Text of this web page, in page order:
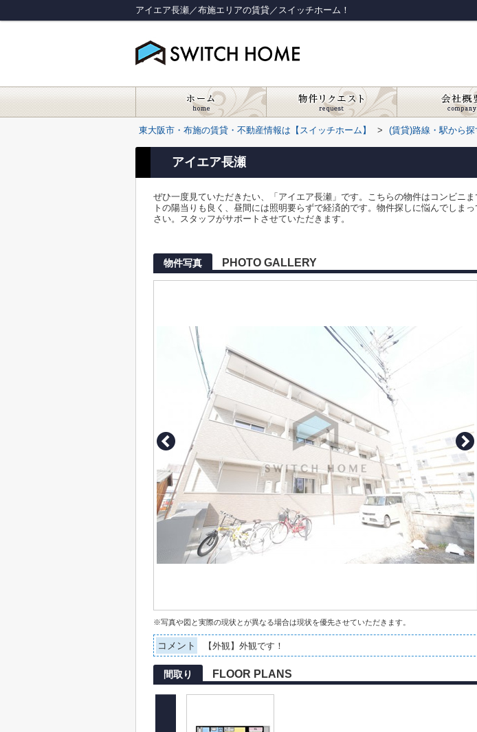
アイエア長瀬／布施エリアの賃貸／スイッチホーム！
東大阪市・布施の賃貸・不動産情報は【スイッチホーム】 > (賃貸)路線・駅から探
アイエア長瀬
ぜひ一度見ていただきたい、「アイエア長瀬」です。こちらの物件はコンビニ
トの陽当りも良く、昼間には照明要らずで経済的です。物件探しに悩んでしま
さい。スタッフがサポートさせていただきます。
物件写真 PHOTO GALLERY
※写真や図と実際の現状とが異なる場合は現状を優先させていただきます。
コメント 【外観】外観です！
間取り FLOOR PLANS